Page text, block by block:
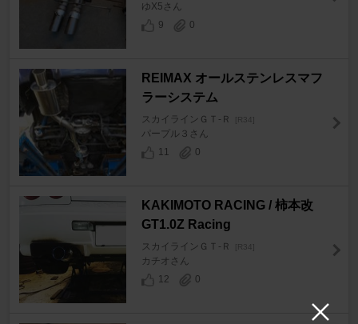
ゆX5さん
9
0
REIMAX オールステンレスマフ
ラーシステム
スカイラインＧＴ‐Ｒ [R34]
パープル３さん
11
0
KAKIMOTO RACING / 柿本改
GT1.0Z Racing
スカイラインＧＴ‐Ｒ [R34]
カチオさん
12
0